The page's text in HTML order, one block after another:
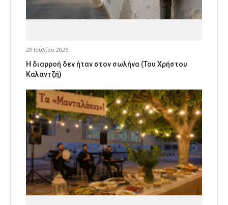
29 Ιουλίου 2026
Η διαρροή δεν ήταν στον σωλήνα (Του Χρήστου
Καλαντζή)